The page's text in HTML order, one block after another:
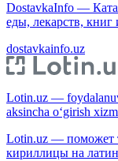
DostavkaInfo —
еды, лекарств, книг
dostavkainfo.uz
Lotin.uz —
aksincha o‘girish
Lotin.uz — поможет
кириллицы на